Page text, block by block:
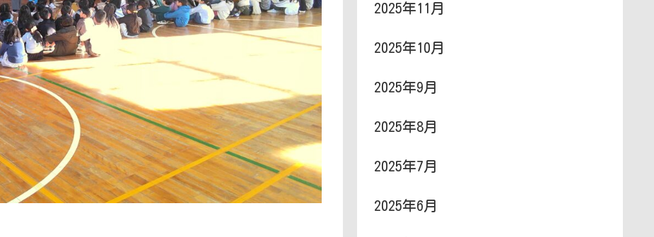
2025年11月
2025年10月
2025年9月
2025年8月
2025年7月
2025年6月